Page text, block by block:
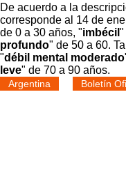
De acuerdo a la
corresponde al 14 de
de 0 a 30 años, "imbécil "
profundo" de 50 a 60.
"débil mental moderado
leve" de 70 a 90 años.
Argentina Boletín